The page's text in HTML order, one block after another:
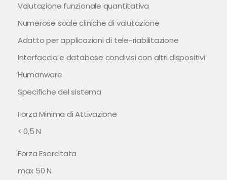
Valutazione funzionale quantitativa
Numerose scale cliniche di valutazione
Adatto per applicazioni di tele-riabilitazione
Interfaccia e database condivisi con altri dispositivi
Humanware
Specifiche del sistema
Forza Minima di Attivazione
< 0,5 N
Forza Esercitata
max 50 N